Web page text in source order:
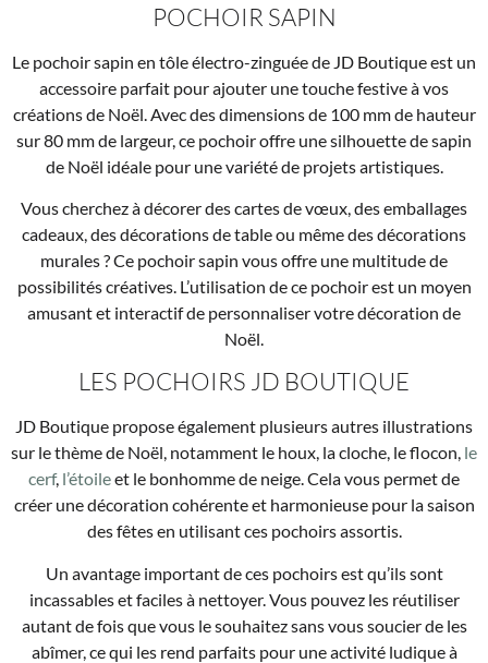
POCHOIR SAPIN
Le pochoir sapin en tôle électro-zinguée de JD Boutique est un
accessoire parfait pour ajouter une touche festive à vos
créations de Noël. Avec des dimensions de 100 mm de hauteur
sur 80 mm de largeur, ce pochoir offre une silhouette de sapin
de Noël idéale pour une variété de projets artistiques.
Vous cherchez à décorer des cartes de vœux, des emballages
cadeaux, des décorations de table ou même des décorations
murales ? Ce pochoir sapin vous offre une multitude de
possibilités créatives. L’utilisation de ce pochoir est un moyen
amusant et interactif de personnaliser votre décoration de
Noël.
LES POCHOIRS JD BOUTIQUE
JD Boutique propose également plusieurs autres illustrations
sur le thème de Noël, notamment le houx, la cloche, le flocon, le
cerf, l’étoileet le bonhomme de neige. Cela vous permet de
créer une décoration cohérente et harmonieuse pour la saison
des fêtes en utilisant ces pochoirs assortis.
Un avantage important de ces pochoirs est qu’ils sont
incassables et faciles à nettoyer. Vous pouvez les réutiliser
autant de fois que vous le souhaitez sans vous soucier de les
abîmer, ce qui les rend parfaits pour une activité ludique à